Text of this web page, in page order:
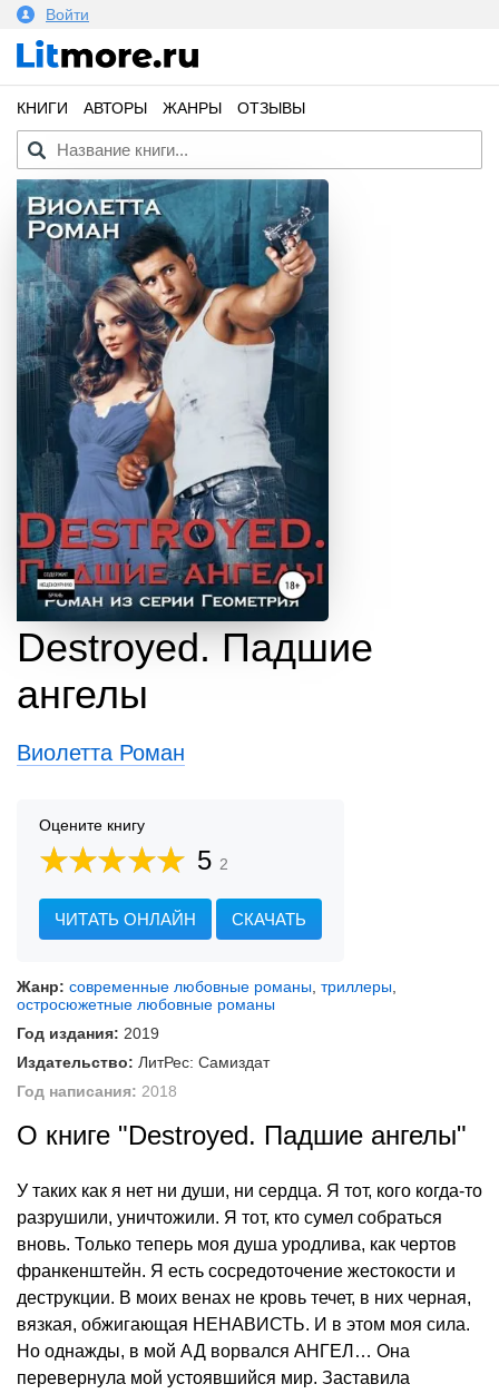
Войти
КНИГИ АВТОРЫ ЖАНРЫ ОТЗЫВЫ
Destroyed. Падшие
ангелы
Виолетта Роман
Оцените книгу
5 2
ЧИТАТЬ ОНЛАЙН СКАЧАТЬ
Жанр: современные любовные романы, триллеры,
остросюжетные любовные романы
Год издания: 2019
Издательство: ЛитРес: Самиздат
Год написания: 2018
О книге "Destroyed. Падшие ангелы"
У таких как я нет ни души, ни сердца. Я тот, кого когда-то
разрушили, уничтожили. Я тот, кто сумел собраться
вновь. Только теперь моя душа уродлива, как чертов
франкенштейн. Я есть сосредоточение жестокости и
деструкции. В моих венах не кровь течет, в них черная,
вязкая, обжигающая НЕНАВИСТЬ. И в этом моя сила.
Но однажды, в мой АД ворвался АНГЕЛ… Она
перевернула мой устоявшийся мир. Заставила